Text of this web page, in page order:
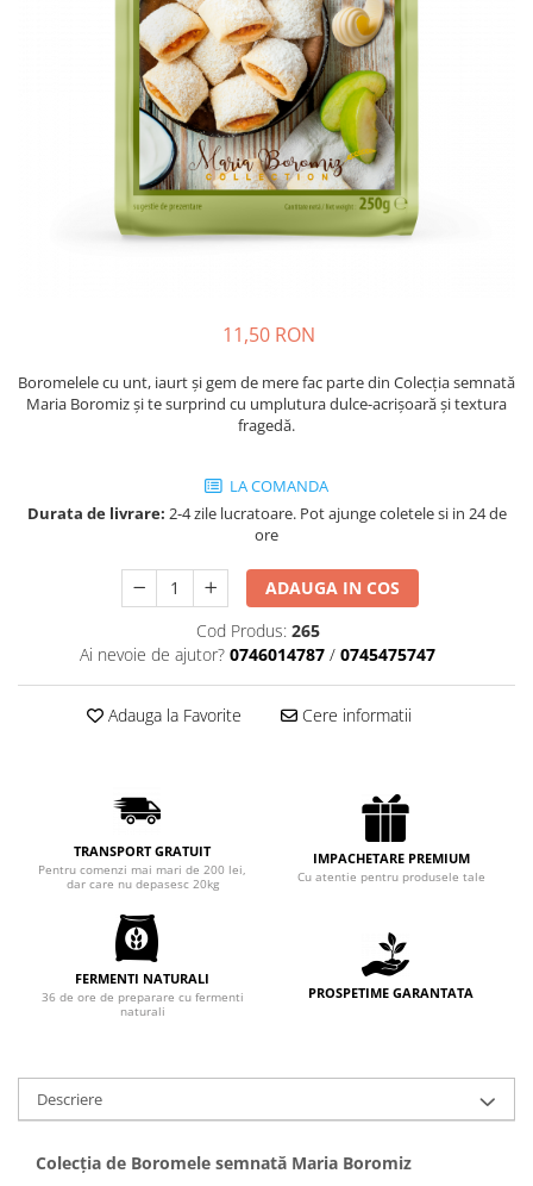
Cozonac Mos Craciun
Cozonac Duofino
Cozonac Imperial
Salam de biscuiti
Chec cu iaurt
Prajituri
Prajitura ingerilor
Prajituri cu fructe
Torturi ambalate
Torti
Turta dulce
Turta dulce cu nuci
Turta dulce cu miere
Croissant
Croissant cu maia
11,50 RON
Boromelele cu unt, iaurt și gem de mere fac parte din Colecția semnată
Maria Boromiz și te surprind cu umplutura dulce-acrișoară și textura
fragedă.
LA COMANDA
Durata de livrare: 2-4 zile lucratoare. Pot ajunge coletele si in 24 de
ore
ADAUGA IN COS
Cod Produs: 265
Ai nevoie de ajutor? 0746014787 / 0745475747
Adauga la Favorite Cere informatii
TRANSPORT GRATUIT
Pentru comenzi mai mari de 200 lei,
dar care nu depasesc 20kg
IMPACHETARE PREMIUM
Cu atentie pentru produsele tale
FERMENTI NATURALI
36 de ore de preparare cu fermenti
naturali
PROSPETIME GARANTATA
Descriere
Colecția de Boromele semnată Maria Boromiz